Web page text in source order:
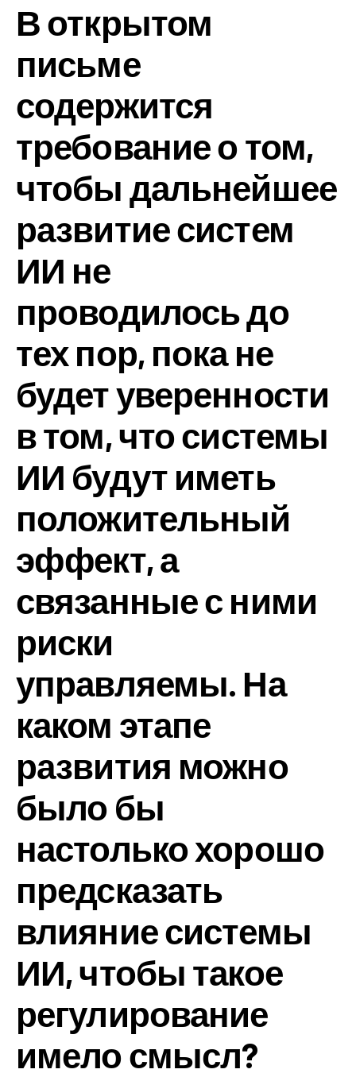
В открытом
письме
содержится
требование о том,
чтобы дальнейшее
развитие систем
ИИ не
проводилось до
тех пор, пока не
будет уверенности
в том, что системы
ИИ будут иметь
положительный
эффект, а
связанные с ними
риски
управляемы. На
каком этапе
развития можно
было бы
настолько хорошо
предсказать
влияние системы
ИИ, чтобы такое
регулирование
имело смысл?